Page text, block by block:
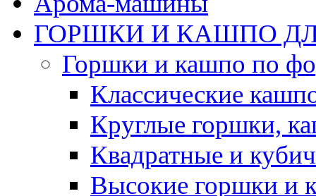
ГОРШКИ И КАШПО
Горшки и кашпо по
Классические
Круглые горшки,
Квадратные и
Высокие горшки и